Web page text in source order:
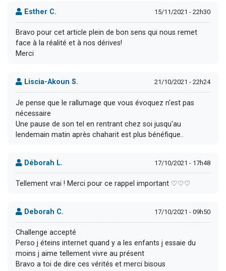
Esther C. 15/11/2021 - 22h30
Bravo pour cet article plein de bon sens qui nous remet
face à la réalité et à nos dérives!
Merci
Liscia-Akoun S. 21/10/2021 - 22h24
Je pense que le rallumage que vous évoquez n'est pas
nécessaire
Une pause de son tel en rentrant chez soi jusqu'au
lendemain matin après chaharit est plus bénéfique..
Déborah L. 17/10/2021 - 17h48
Tellement vrai ! Merci pour ce rappel important ♡♡♡
Deborah C. 17/10/2021 - 09h50
Challenge accepté
Perso j éteins internet quand y a les enfants j essaie du
moins j aime tellement vivre au présent
Bravo a toi de dire ces vérités et merci bisous